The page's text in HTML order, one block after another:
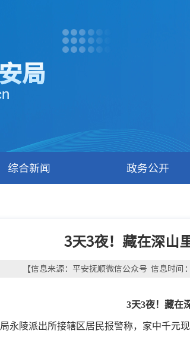
局
综合新闻 政务公开
3天3夜！藏在深
【信息来源：平安抚顺微信公众号 信息时间
3天3夜！藏在
永陵派出所接辖区居民报警称， 家中千元